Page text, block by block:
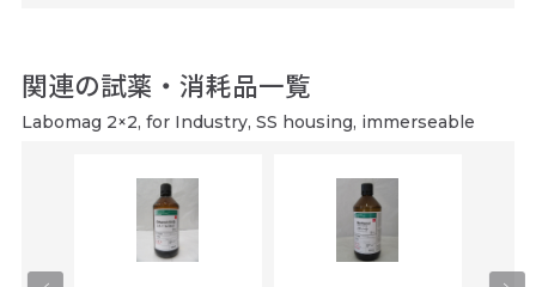
関連の試薬・消耗品一覧
Labomag 2×2, for Industry, SS housing, immerseable